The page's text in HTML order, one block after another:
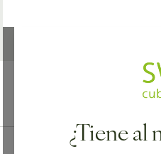
¿Tiene al
¡Envío